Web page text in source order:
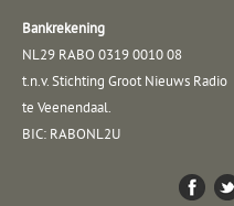
Bankrekening
NL29 RABO 0319 0010 08
t.n.v. Stichting Groot Nieuws Radio
te Veenendaal.
BIC: RABONL2U